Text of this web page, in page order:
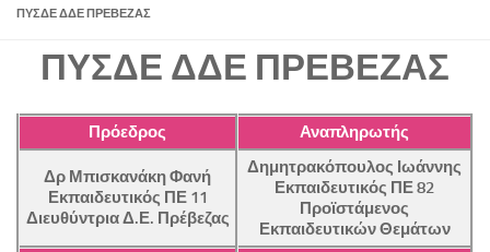
ΠΥΣΔΕ ΔΔΕ ΠΡΕΒΕΖΑΣ
ΠΥΣΔΕ ΔΔΕ ΠΡΕΒΕΖΑΣ
Πρόεδρος Αναπληρωτής
Δρ Μπισκανάκη Φανή
Εκπαιδευτικός ΠΕ 11
Διευθύντρια Δ.Ε. Πρέβεζας
Δημητρακόπουλος Ιωάννης
Εκπαιδευτικός ΠΕ 82
Προϊστάμενος
Εκπαιδευτικών Θεμάτων